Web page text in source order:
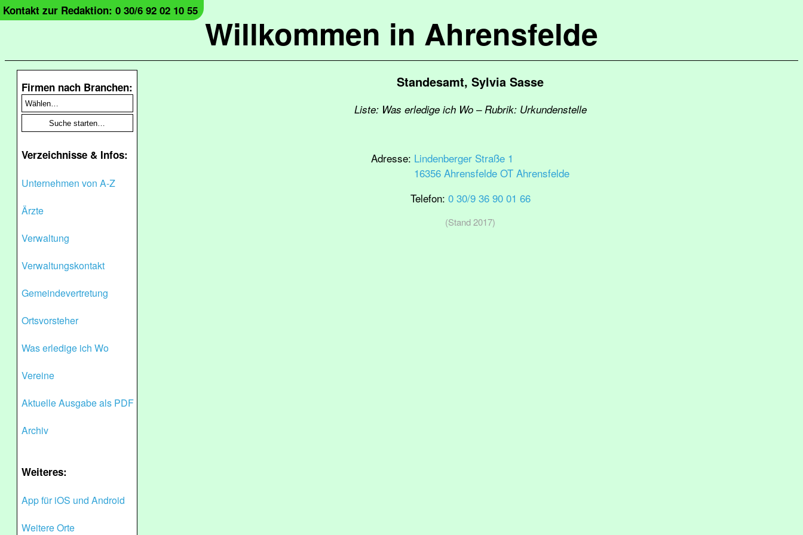
Willkommen in Ahrensfelde
Kontakt zur Redaktion: 0 30/6 92 02 10 55
Firmen nach Branchen:
Verzeichnisse & Infos:
Unternehmen von A-Z
Ärzte
Verwaltung
Verwaltungskontakt
Gemeindevertretung
Ortsvorsteher
Was erledige ich Wo
Vereine
Aktuelle Ausgabe als PDF
Archiv
Weiteres:
App für iOS und Android
Weitere Orte
Standesamt, Sylvia Sasse
Liste: Was erledige ich Wo – Rubrik: Urkundenstelle
Adresse: Lindenberger Straße 1
16356 Ahrensfelde OT Ahrensfelde
Telefon: 0 30/9 36 90 01 66
(Stand 2017)